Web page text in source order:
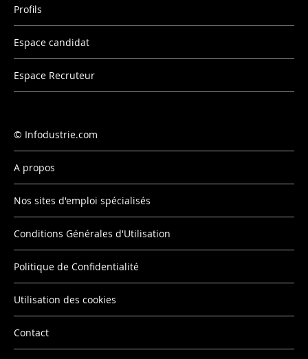
Profils
Espace candidat
Espace Recruteur
Infodustrie.com
A propos
Nos sites d'emploi spécialisés
Conditions Générales d'Utilisation
Politique de Confidentialité
Utilisation des cookies
Contact